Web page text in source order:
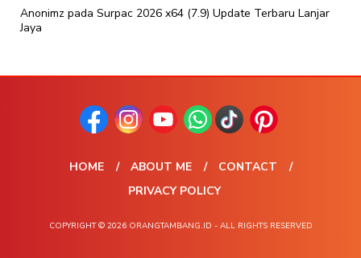
Anonimz pada Surpac 2026 x64 (7.9) Update Terbaru Lanjar
Jaya
HOME ABOUT ME
CONTACT
PRIVACY POLICY
COPYRIGHT © 2026 ORANGTAMBANG.ID - ALL RIGHTS RESERVED